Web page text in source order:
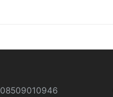
08509010946